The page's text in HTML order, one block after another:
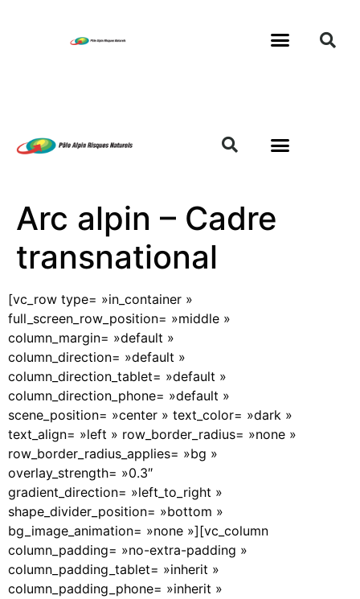
Arc alpin – Cadre
transnational
[vc_row type= »in_container »
full_screen_row_position= »middle »
column_margin= »default »
column_direction= »default »
column_direction_tablet= »default »
column_direction_phone= »default »
scene_position= »center » text_color= »dark »
text_align= »left » row_border_radius= »none »
row_border_radius_applies= »bg »
overlay_strength= »0.3″
gradient_direction= »left_to_right »
shape_divider_position= »bottom »
bg_image_animation= »none »][vc_column
column_padding= »no-extra-padding »
column_padding_tablet= »inherit »
column_padding_phone= »inherit »